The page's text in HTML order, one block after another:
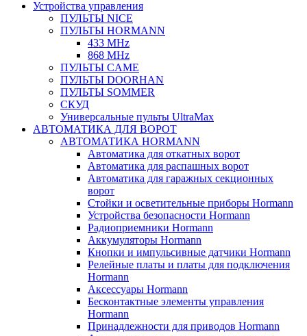
Устройства управления
ПУЛЬТЫ NICE
ПУЛЬТЫ HORMANN
433 MHz
868 MHz
ПУЛЬТЫ CAME
ПУЛЬТЫ DOORHAN
ПУЛЬТЫ SOMMER
СКУД
Универсальные пульты UltraMax
АВТОМАТИКА ДЛЯ ВОРОТ
АВТОМАТИКА HORMANN
Автоматика для откатных ворот
Автоматика для распашных ворот
Автоматика для гаражных секционных
ворот
Стойки и осветительные приборы Hormann
Устройства безопасности Hormann
Радиоприемники Hormann
Аккумуляторы Hormann
Кнопки и импульсивные датчики Hormann
Релейные платы и платы для подключения
Hormann
Аксессуары Hormann
Бесконтактные элементы управления
Hormann
Принадлежности для приводов Hormann